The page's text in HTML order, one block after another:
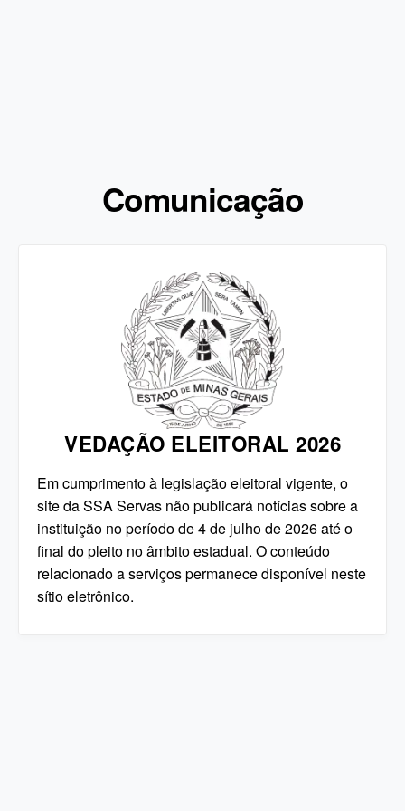
Comunicação
VEDAÇÃO ELEITORAL 2026
Em cumprimento à legislação eleitoral vigente, o
site da SSA Servas não publicará notícias sobre a
instituição no período de 4 de julho de 2026 até o
final do pleito no âmbito estadual. O conteúdo
relacionado a serviços permanece disponível neste
sítio eletrônico.